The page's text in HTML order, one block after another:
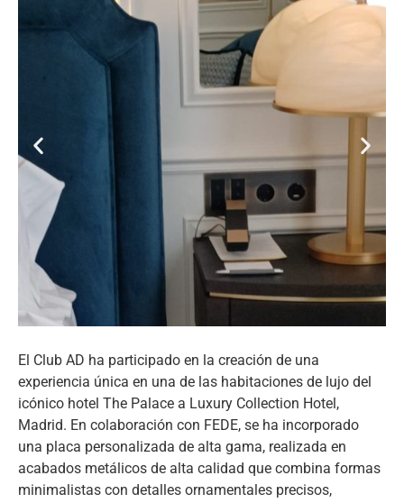
El Club AD ha participado en la creación de una
experiencia única en una de las habitaciones de lujo del
icónico hotel The Palace a Luxury Collection Hotel,
Madrid. En colaboración con FEDE, se ha incorporado
una placa personalizada de alta gama, realizada en
acabados metálicos de alta calidad que combina formas
minimalistas con detalles ornamentales precisos,